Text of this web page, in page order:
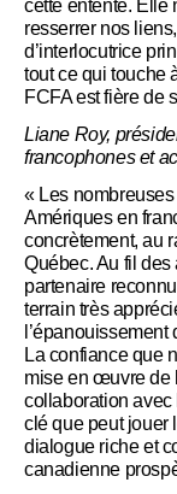
cette entente. Elle
resserrer nos
d’interlocutrice
tout ce qui touche
FCFA est fière de
Liane Roy,
francophones et
« Les
Amériques en
concrètement, au
Québec. Au fil
partenaire
terrain très
La confiance que
mise en œuvre de
collaboration
clé que peut jouer
dialogue riche et
canadienne